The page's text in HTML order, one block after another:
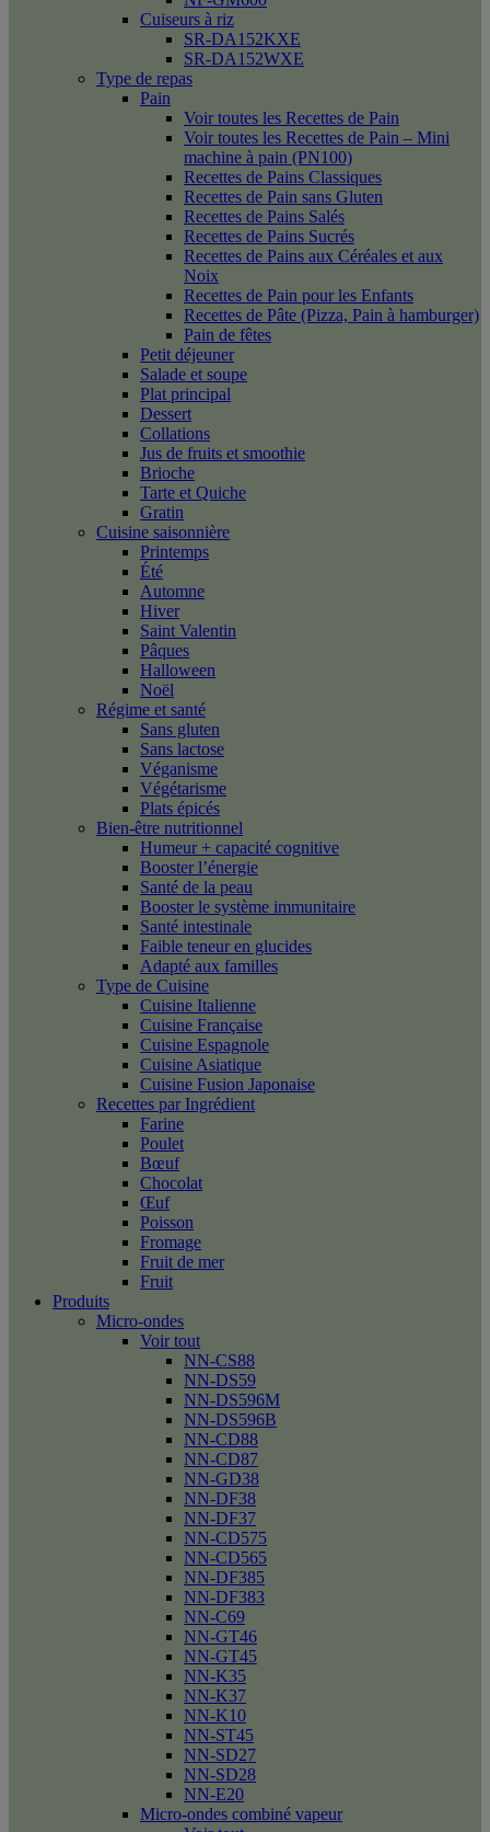
Cuiseurs à riz
SR-DA152KXE
SR-DA152WXE
Type de repas
Pain
Voir toutes les Recettes de Pain
Voir toutes les Recettes de Pain – Mini
machine à pain (PN100)
Recettes de Pains Classiques
Recettes de Pain sans Gluten
Recettes de Pains Salés
Recettes de Pains Sucrés
Recettes de Pains aux Céréales et aux
Noix
Recettes de Pain pour les Enfants
Recettes de Pâte (Pizza, Pain à hamburger)
Pain de fêtes
Petit déjeuner
Salade et soupe
Plat principal
Dessert
Collations
Jus de fruits et smoothie
Brioche
Tarte et Quiche
Gratin
Cuisine saisonnière
Printemps
Été
Automne
Hiver
Saint Valentin
Pâques
Halloween
Noël
Régime et santé
Sans gluten
Sans lactose
Véganisme
Végétarisme
Plats épicés
Bien-être nutritionnel
Humeur + capacité cognitive
Booster l’énergie
Santé de la peau
Booster le système immunitaire
Santé intestinale
Faible teneur en glucides
Adapté aux familles
Type de Cuisine
Cuisine Italienne
Cuisine Française
Cuisine Espagnole
Cuisine Asiatique
Cuisine Fusion Japonaise
Recettes par Ingrédient
Farine
Poulet
Bœuf
Chocolat
Œuf
Poisson
Fromage
Fruit de mer
Fruit
Produits
Micro-ondes
Voir tout
NN-CS88
NN-DS59
NN-DS596M
NN-DS596B
NN-CD88
NN-CD87
NN-GD38
NN-DF38
NN-DF37
NN-CD575
NN-CD565
NN-DF385
NN-DF383
NN-C69
NN-GT46
NN-GT45
NN-K35
NN-K37
NN-K10
NN-ST45
NN-SD27
NN-SD28
NN-E20
Micro-ondes combiné vapeur